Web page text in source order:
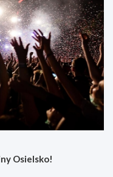
Osielsko!